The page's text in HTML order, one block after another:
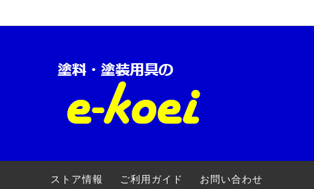
ロックペイント-車両用
三井化学産資 大阪ガ
【キャンペーン】
安全衛生用品
ストア情報
ご利用ガイド お問い合わせ